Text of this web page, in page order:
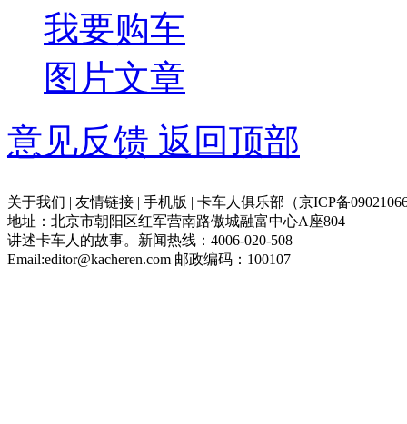
我要购车
图片文章
意见反馈 返回顶部
关于我们 | 友情链接 | 手机版 | 卡车人俱乐部（京ICP备
地址：北京市朝阳区红军营南路傲城融富中心A座804
讲述卡车人的故事。新闻热线：4006-020-508
Email:editor@kacheren.com 邮政编码：100107